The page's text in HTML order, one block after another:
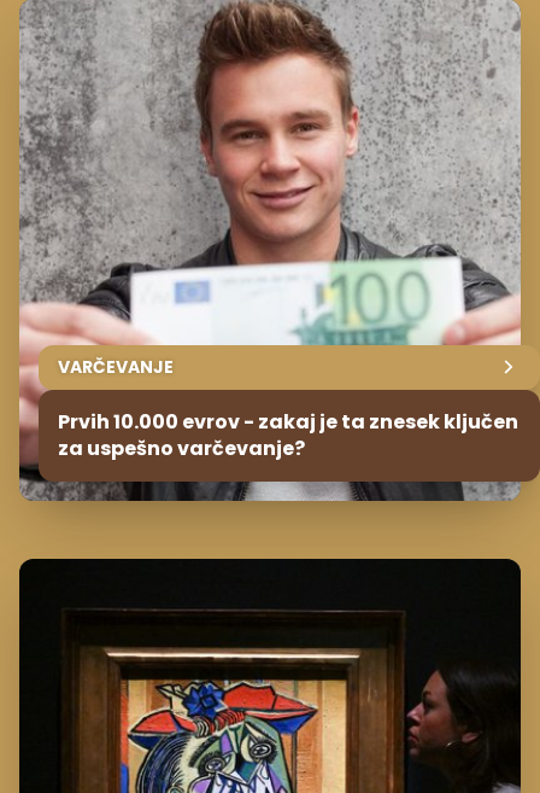
VARČEVANJE
Prvih 10.000 evrov - zakaj je ta znesek ključen
za uspešno varčevanje?